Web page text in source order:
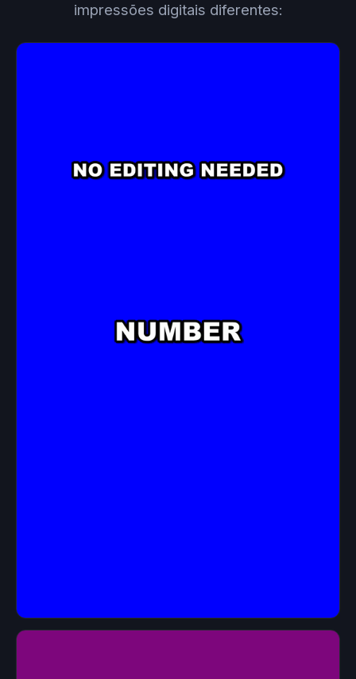
impressões digitais diferentes: